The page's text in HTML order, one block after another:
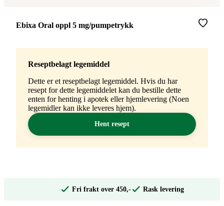
Merke:
Ebixa Oral oppl 5 mg/pumpetrykk
Reseptbelagt legemiddel
Dette er et reseptbelagt legemiddel. Hvis du har
resept for dette legemiddelet kan du bestille dette
enten for henting i apotek eller hjemlevering (Noen
legemidler kan ikke leveres hjem).
Hent resept
Fri frakt over 450,- Rask levering